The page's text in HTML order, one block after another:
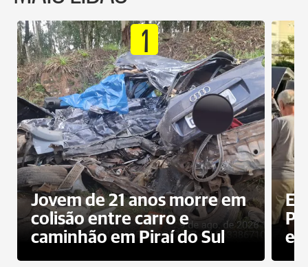
1
Jovem de 21 anos morre em
colisão entre carro e
caminhão em Piraí do Sul